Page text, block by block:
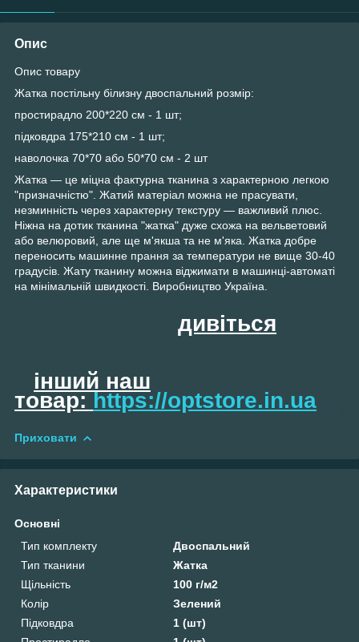
Опис
Опис товару
Жатка постільну білизну двоспальний розмір:
простирадло 200*220 см - 1 шт;
підковдра 175*210 см - 1 шт;
наволочка 70*70 або 50*70 см - 2 шт
Жатка — це міцна фактурна тканина з характерною легкою
"призначністю". Жатий матеріал можна не прасувати,
незминність через характерну текстуру — важливий плюс.
Ніжна на дотик тканина "жатка" дуже схожа на вельветовий
або велюровий, але ще м'якша та не м'яка. Жатка добре
переносить машинне прання за температури не вище 30-40
градусів. Жату тканину можна віджимати в машинці-автоматі
на мінімальній швидкості. Виробництво Україна.
дивіться
інший наш
товар:https://optstore.in.ua
Приховати
Характеристики
Основні
Тип комплекту
Двоспальний
Тип тканини
Жатка
Щільність
100 г/м2
Колір
Зелений
Підковдра
1 (шт)